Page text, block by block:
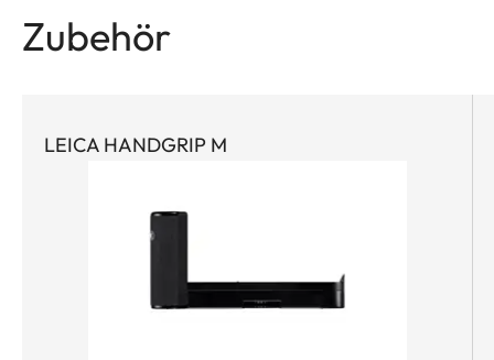
Zubehör
LEICA HANDGRIP M